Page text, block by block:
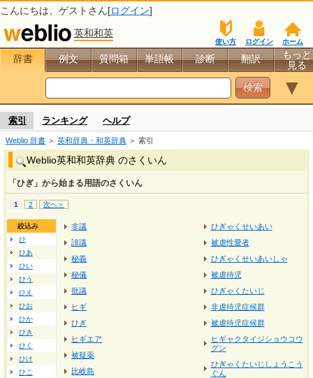
こんにちは、 ゲスト さん[ログイン]
英和和英
ホーム
ログイン
使い方
辞書 例文 質問箱 単語帳 診断 翻訳
もっと
見る
▼
索引 ランキング ヘルプ
Weblio 辞書 ＞ 英和辞典・和英辞典 ＞ 索引
Weblio英和和英辞典 のさくいん
「ひぎ」から始まる用語のさくいん
1 2 次へ＞
絞込み
ひ
ひあ
ひい
ひう
ひえ
ひお
ひか
ひき
ひく
ひけ
ひこ
非議
誹議
秘義
秘儀
批議
ヒギ
ひぎ
ヒギエア
被疑薬
比岐島
ひぎゃくせいあい
被虐性愛者
ひぎゃくせいあいしゃ
被虐待児
ひぎゃくたいじ
非虐待児症候群
被虐待児症候群
ヒギャクタイジショウコウ
グン
ひぎゃくたいじしょうこう
ぐん